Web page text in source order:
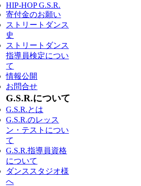
HIP-HOP G.S.R.
寄付金のお願い
ストリートダンス
史
ストリートダンス
指導員検定につい
て
情報公開
お問合せ
G.S.R.について
G.S.R.とは
G.S.R.のレッス
ン・テストについ
て
G.S.R.指導員資格
について
ダンススタジオ様
へ